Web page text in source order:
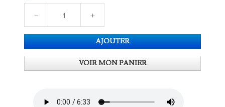
− +
AJOUTER
VOIR MON PANIER